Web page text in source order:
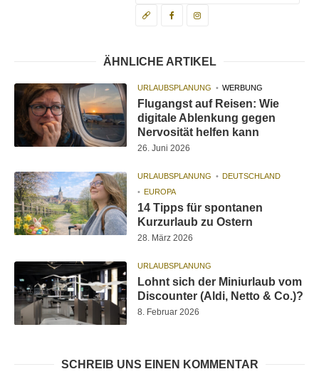
ÄHNLICHE ARTIKEL
URLAUBSPLANUNG WERBUNG
Flugangst auf Reisen: Wie
digitale Ablenkung gegen
Nervosität helfen kann
26. Juni 2026
URLAUBSPLANUNG
DEUTSCHLAND
EUROPA
14 Tipps für spontanen
Kurzurlaub zu Ostern
28. März 2026
URLAUBSPLANUNG
Lohnt sich der Miniurlaub vom
Discounter (Aldi, Netto & Co.)?
8. Februar 2026
SCHREIB UNS EINEN KOMMENTAR